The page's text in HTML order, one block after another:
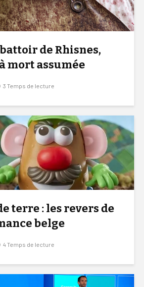
de Rhisnes,
mort assumée
3 Temps de lecture
terre : les revers de
belge
4 Temps de lecture